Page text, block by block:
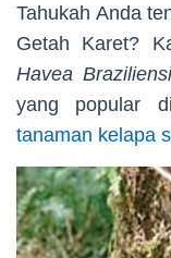
Tahukah Anda
Getah Karet?
Havea
yang popular
tanaman kelapa